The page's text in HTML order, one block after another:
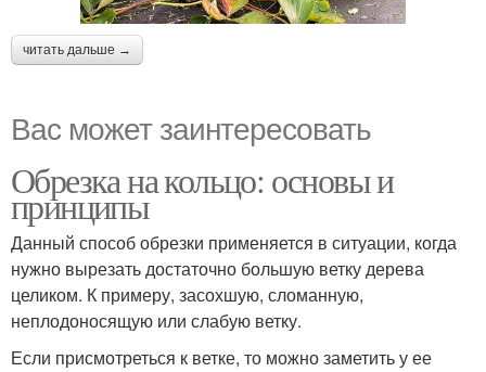
читать дальше →
Вас может заинтересовать
Обрезка на кольцо: основы и
принципы
Данный способ обрезки применяется в ситуации, когда
нужно вырезать достаточно большую ветку дерева
целиком. К примеру, засохшую, сломанную,
неплодоносящую или слабую ветку.
Если присмотреться к ветке, то можно заметить у ее